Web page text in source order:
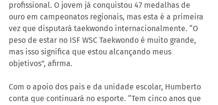
profissional. O jovem já conquistou 47 medalhas de
ouro em campeonatos regionais, mas esta é a primeira
vez que disputará taekwondo internacionalmente. “O
peso de estar no ISF WSC Taekwondo é muito grande,
mas isso significa que estou alcançando meus
objetivos”, afirma.
Com o apoio dos pais e da unidade escolar, Humberto
conta que continuará no esporte. “Tem cinco anos que